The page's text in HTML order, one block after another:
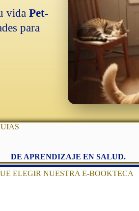
vida Pet-
para
DE APRENDIZAJE EN SALUD.
ELEGIR NUESTRA E-BOOKTECA